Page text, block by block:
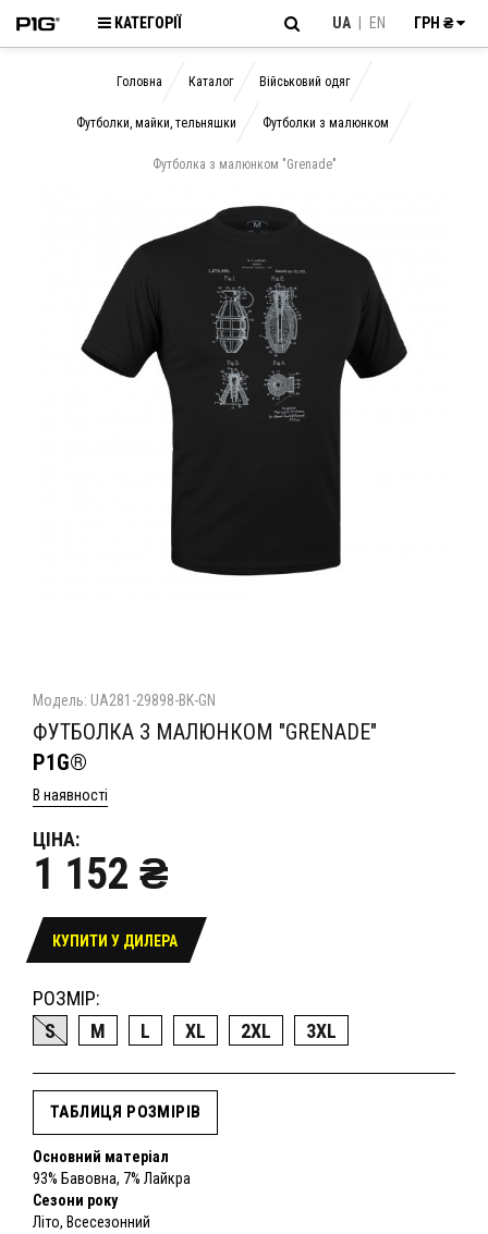
КАТЕГОРІЇ UA EN ГРН ₴
Головна Каталог Військовий одяг
Футболки, майки, тельняшки Футболки з малюнком
Футболка з малюнком "Grenade"
Модель: UA281-29898-BK-GN
ФУТБОЛКА З МАЛЮНКОМ "GRENADE"
P1G®
В наявності
ЦІНА:
1 152 ₴
КУПИТИ У ДИЛЕРА
РОЗМІР:
S
M L XL 2XL 3XL
ТАБЛИЦЯ РОЗМІРІВ
Основний матеріал
93% Бавовна, 7% Лайкра
Сезони року
Літо, Всесезонний